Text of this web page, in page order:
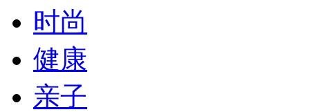
时尚
健康
亲子